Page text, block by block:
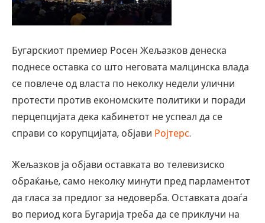
Бугарскиот премиер Росен Жељазков денеска
поднесе оставка со што неговата малцинска влада
се повлече од власта по неколку недели улични
протести против економските политики и поради
перцепцијата дека кабинетот не успеал да се
справи со корупцијата, објави Ројтерс.
Жељазков ја објави оставката во телевизиско
обраќање, само неколку минути пред парламентот
да гласа за предлог за недоверба. Оставката доаѓа
во период кога Бугарија треба да се приклучи на